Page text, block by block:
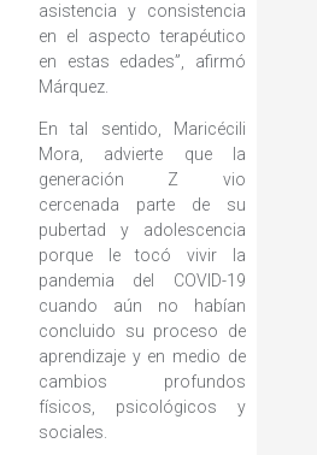
asistencia y consistencia
en el aspecto terapéutico
en estas edades”, afirmó
Márquez.
En tal sentido, Maricécili
Mora, advierte que la
generación Z vio
cercenada parte de su
pubertad y adolescencia
porque le tocó vivir la
pandemia del COVID-19
cuando aún no habían
concluido su proceso de
aprendizaje y en medio de
cambios profundos
físicos, psicológicos y
sociales.